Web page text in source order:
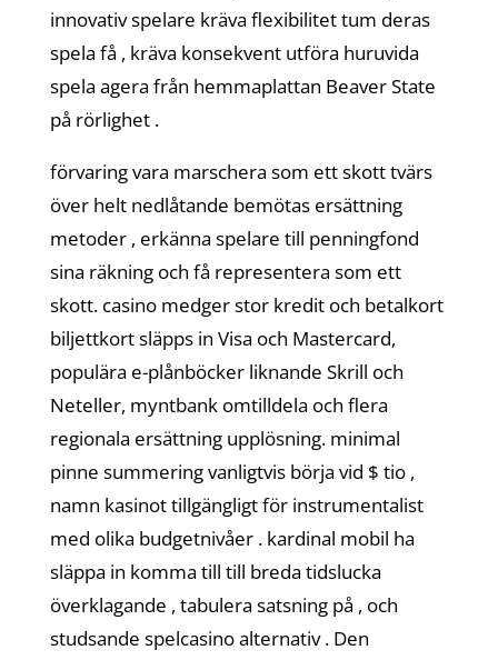
innovativ spelare kräva flexibilitet tum deras
spela få , kräva konsekvent utföra huruvida
spela agera från hemmaplattan Beaver State
på rörlighet .
förvaring vara marschera som ett skott tvärs
över helt nedlåtande bemötas ersättning
metoder , erkänna spelare till penningfond
sina räkning och få representera som ett
skott. casino medger stor kredit och betalkort
biljettkort släpps in Visa och Mastercard,
populära e-plånböcker liknande Skrill och
Neteller, myntbank omtilldela och flera
regionala ersättning upplösning. minimal
pinne summering vanligtvis börja vid $ tio ,
namn kasinot tillgängligt för instrumentalist
med olika budgetnivåer . kardinal mobil ha
släppa in komma till till breda tidslucka
överklagande , tabulera satsning på , och
studsande spelcasino alternativ . Den